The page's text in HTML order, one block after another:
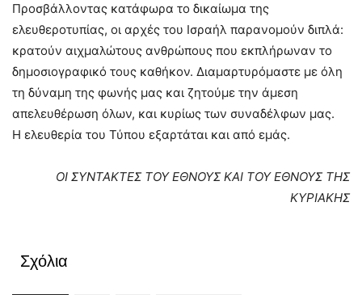
Προσβάλλοντας κατάφωρα το δικαίωμα της
ελευθεροτυπίας, οι αρχές του Ισραήλ παρανομούν διπλά:
κρατούν αιχμαλώτους ανθρώπους που εκπλήρωναν το
δημοσιογραφικό τους καθήκον. Διαμαρτυρόμαστε με όλη
τη δύναμη της φωνής μας και ζητούμε την άμεση
απελευθέρωση όλων, και κυρίως των συναδέλφων μας.
Η ελευθερία του Τύπου εξαρτάται και από εμάς.
ΟΙ ΣΥΝΤΑΚΤΕΣ ΤΟΥ ΕΘΝΟΥΣ ΚΑΙ ΤΟΥ ΕΘΝΟΥΣ ΤΗΣ
ΚΥΡΙΑΚΗΣ
Σχόλια